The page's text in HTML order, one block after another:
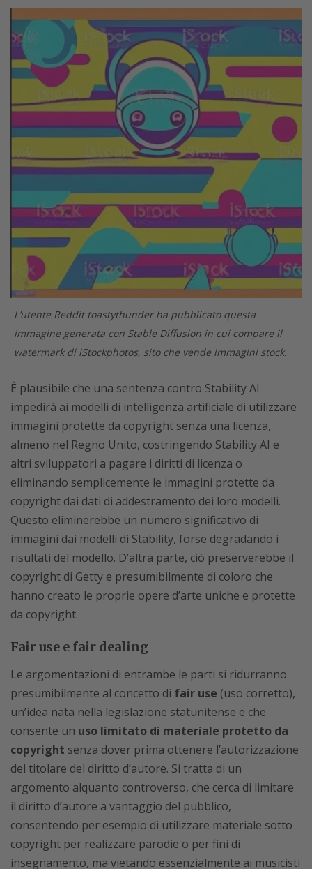
L’utente Reddit toastythunder ha pubblicato questa
immagine generata con Stable Diffusion in cui compare il
watermark di iStockphotos, sito che vende immagini stock.
È plausibile che una sentenza contro Stability AI
impedirà ai modelli di intelligenza artificiale di utilizzare
immagini protette da copyright senza una licenza,
almeno nel Regno Unito, costringendo Stability AI e
altri sviluppatori a pagare i diritti di licenza o
eliminando semplicemente le immagini protette da
copyright dai dati di addestramento dei loro modelli.
Questo eliminerebbe un numero significativo di
immagini dai modelli di Stability, forse degradando i
risultati del modello. D’altra parte, ciò preserverebbe il
copyright di Getty e presumibilmente di coloro che
hanno creato le proprie opere d’arte uniche e protette
da copyright.
Fair use e fair dealing
Le argomentazioni di entrambe le parti si ridurranno
presumibilmente al concetto di fair use (uso corretto),
un’idea nata nella legislazione statunitense e che
consente un uso limitato di materiale protetto da
copyright senza dover prima ottenere l’autorizzazione
del titolare del diritto d’autore. Si tratta di un
argomento alquanto controverso, che cerca di limitare
il diritto d’autore a vantaggio del pubblico,
consentendo per esempio di utilizzare materiale sotto
copyright per realizzare parodie o per fini di
insegnamento, ma vietando essenzialmente ai musicisti